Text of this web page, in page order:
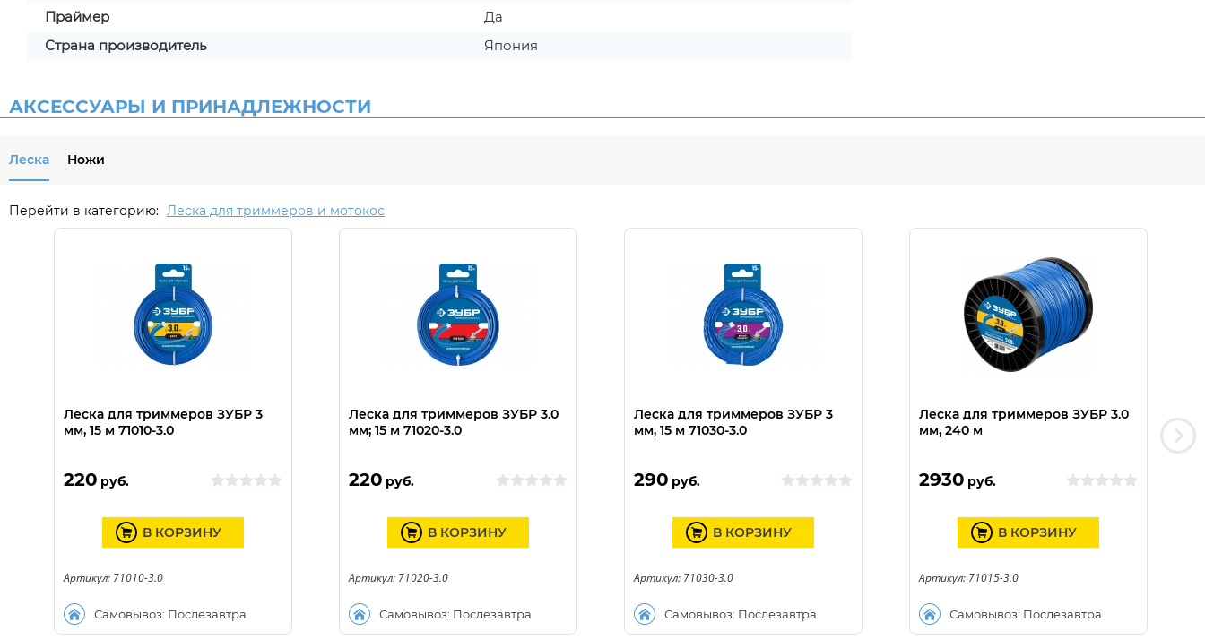
Праймер
Да
Страна производитель
Япония
АКСЕССУАРЫ И ПРИНАДЛЕЖНОСТИ
Леска Ножи
Перейти в категорию: Леска для триммеров и мотокос
Леска для триммеров ЗУБР 3
мм, 15 м 71010-3.0
220 руб.
Самовывоз: Послезавтра
В КОРЗИНУ
Артикул: 71010-3.0
Леска для триммеров ЗУБР 3.0
мм; 15 м 71020-3.0
220 руб.
Самовывоз: Послезавтра
В КОРЗИНУ
Артикул: 71020-3.0
Леска для триммеров ЗУБР 3
мм, 15 м 71030-3.0
290 руб.
Самовывоз: Послезавтра
В КОРЗИНУ
Артикул: 71030-3.0
Леска для триммеров ЗУБР 3.0
мм, 240 м
2930 руб.
Самовывоз: Послезавтра
В КОРЗИНУ
Артикул: 71015-3.0